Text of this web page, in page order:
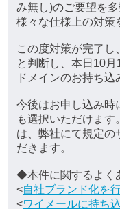
み無し)のご要望を
様々な仕様上の対策
この度対策が完了し
と判断し、本日10
ドメインのお持ち込
今後はお申し込み時
も選択いただけま
は、弊社にて規定の
だきます。
◆本件に関するよく
<自社ブランド化を
<ワイメールに持ち